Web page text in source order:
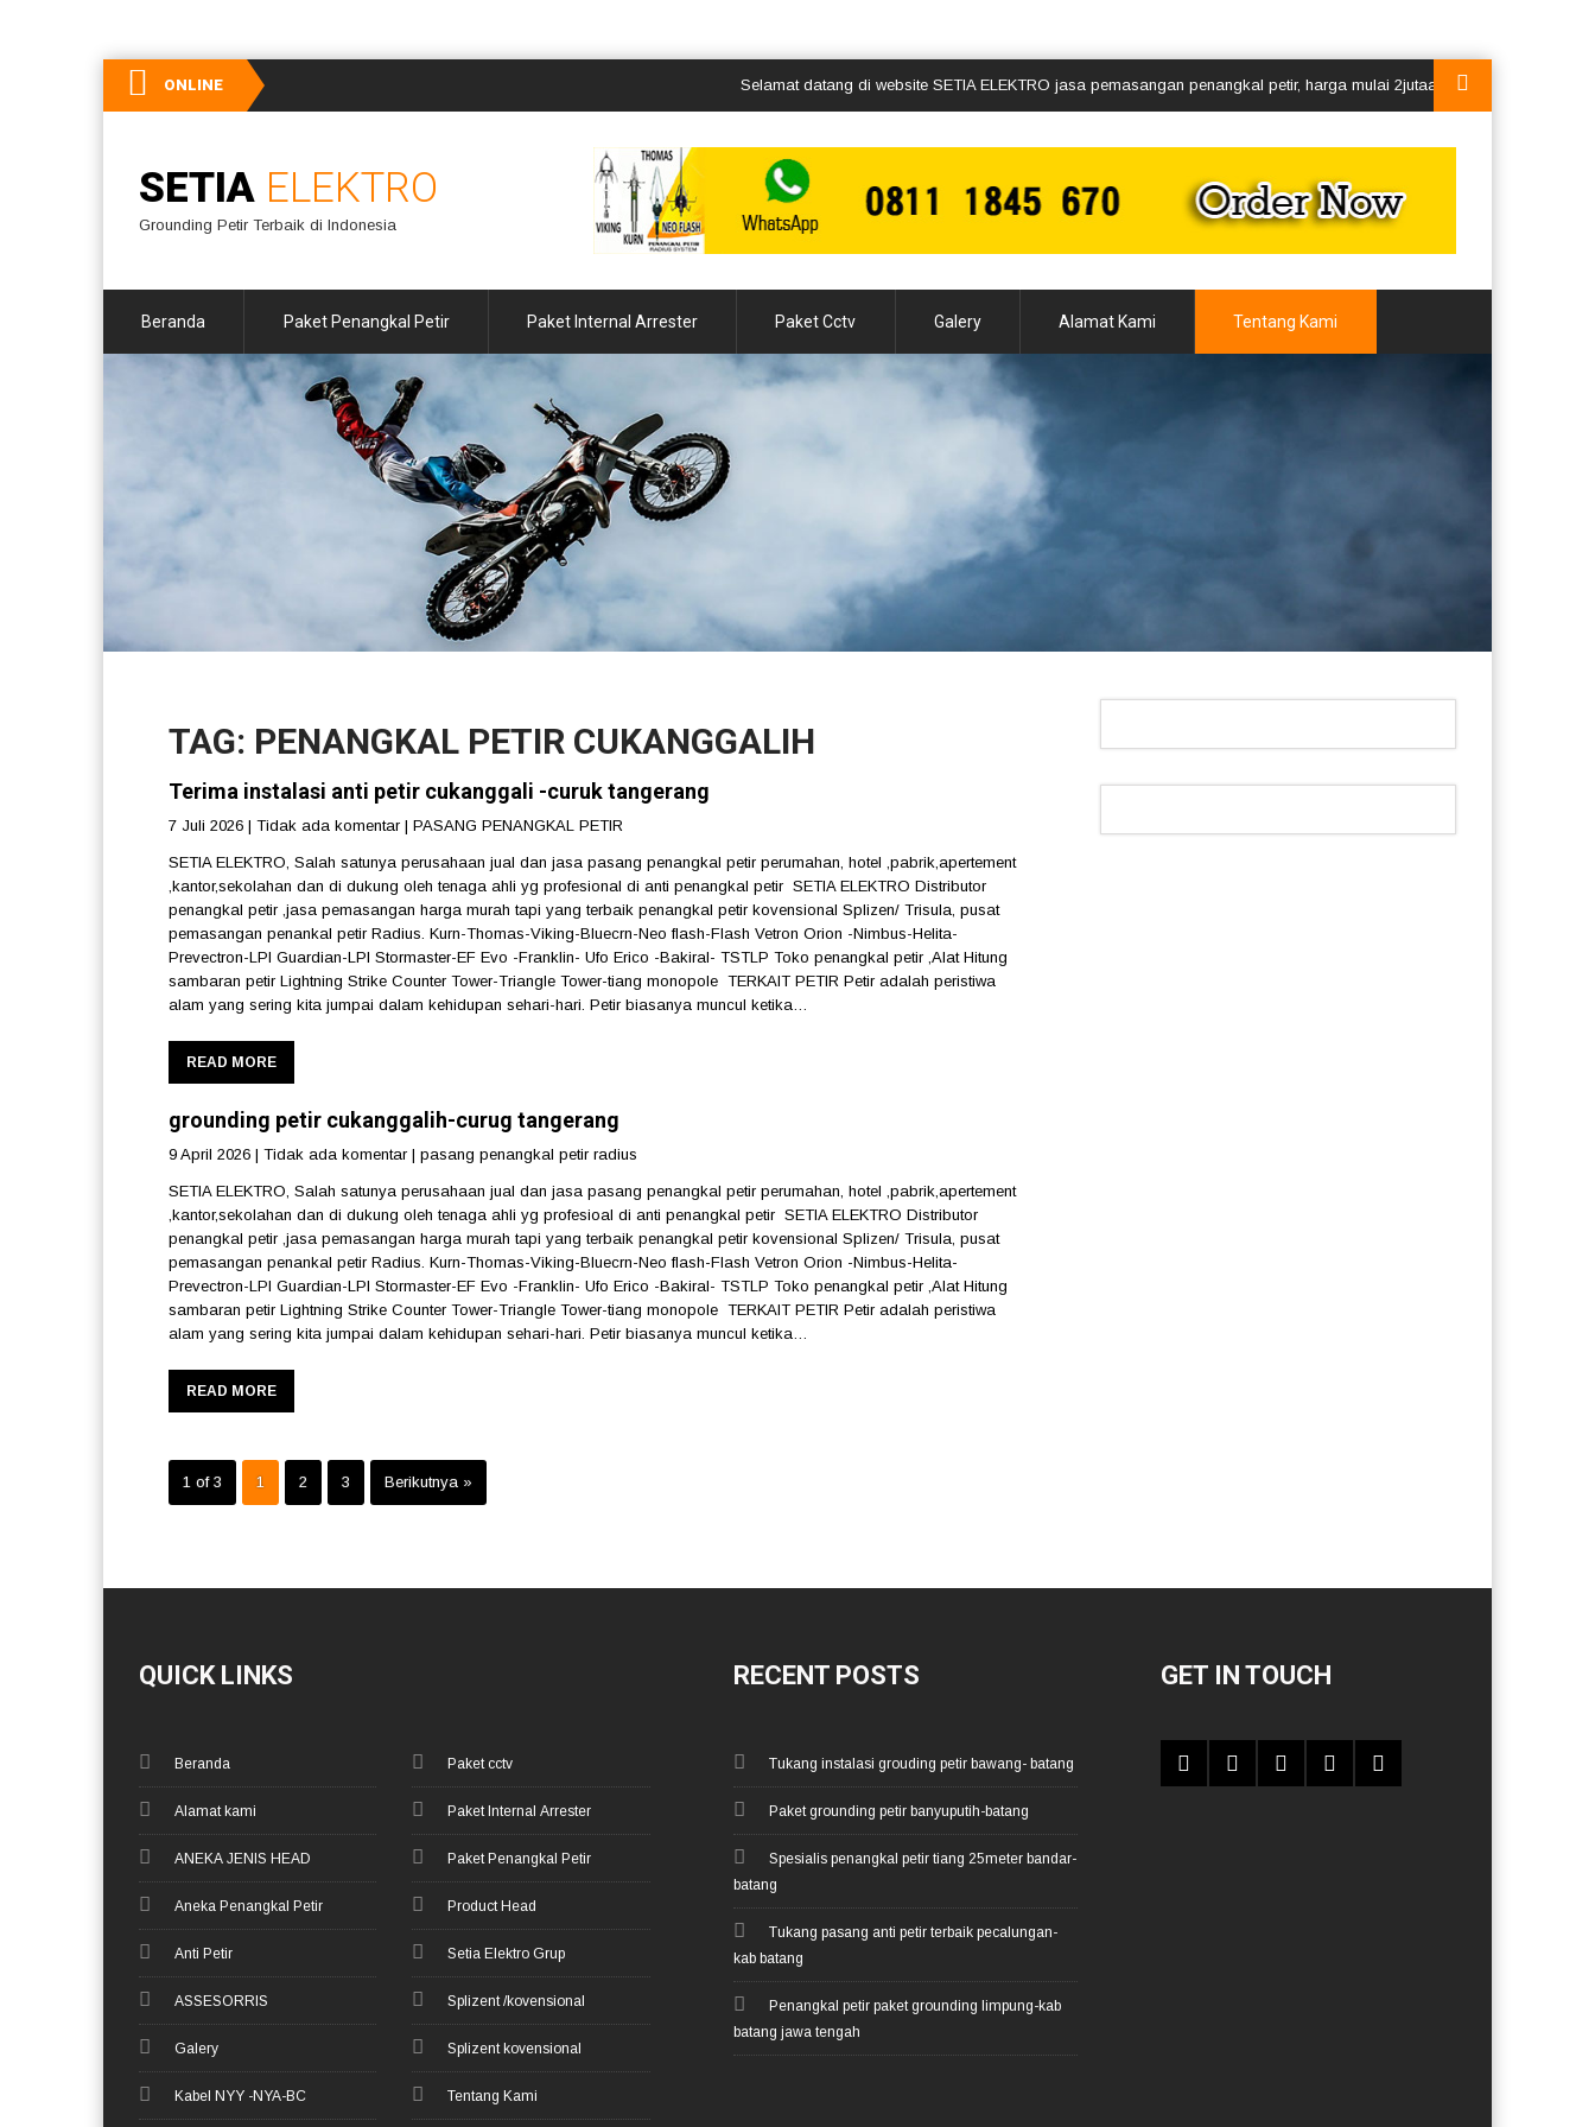
ONLINE Selamat datang di website SETIA ELEKTRO jasa pemasangan penangkal petir, harga mulai 2jutaan segera hubungi kami
SETIA ELEKTRO
Grounding Petir Terbaik di Indonesia
Beranda Paket Penangkal Petir Paket Internal Arrester Paket Cctv Galery Alamat Kami Tentang Kami
TAG: PENANGKAL PETIR CUKANGGALIH
Terima instalasi anti petir cukanggali -curuk tangerang
7 Juli 2026 | Tidak ada komentar | PASANG PENANGKAL PETIR
SETIA ELEKTRO, Salah satunya perusahaan jual dan jasa pasang penangkal petir perumahan, hotel ,pabrik,apertement
,kantor,sekolahan dan di dukung oleh tenaga ahli yg profesional di anti penangkal petir SETIA ELEKTRO Distributor
penangkal petir ,jasa pemasangan harga murah tapi yang terbaik penangkal petir kovensional Splizen/ Trisula, pusat
pemasangan penankal petir Radius. Kurn-Thomas-Viking-Bluecrn-Neo flash-Flash Vetron Orion -Nimbus-Helita-
Prevectron-LPI Guardian-LPI Stormaster-EF Evo -Franklin- Ufo Erico -Bakiral- TSTLP Toko penangkal petir ,Alat Hitung
sambaran petir Lightning Strike Counter Tower-Triangle Tower-tiang monopole TERKAIT PETIR Petir adalah peristiwa
alam yang sering kita jumpai dalam kehidupan sehari-hari. Petir biasanya muncul ketika…
READ MORE
grounding petir cukanggalih-curug tangerang
9 April 2026 | Tidak ada komentar | pasang penangkal petir radius
SETIA ELEKTRO, Salah satunya perusahaan jual dan jasa pasang penangkal petir perumahan, hotel ,pabrik,apertement
,kantor,sekolahan dan di dukung oleh tenaga ahli yg profesioal di anti penangkal petir SETIA ELEKTRO Distributor
penangkal petir ,jasa pemasangan harga murah tapi yang terbaik penangkal petir kovensional Splizen/ Trisula, pusat
pemasangan penankal petir Radius. Kurn-Thomas-Viking-Bluecrn-Neo flash-Flash Vetron Orion -Nimbus-Helita-
Prevectron-LPI Guardian-LPI Stormaster-EF Evo -Franklin- Ufo Erico -Bakiral- TSTLP Toko penangkal petir ,Alat Hitung
sambaran petir Lightning Strike Counter Tower-Triangle Tower-tiang monopole TERKAIT PETIR Petir adalah peristiwa
alam yang sering kita jumpai dalam kehidupan sehari-hari. Petir biasanya muncul ketika…
READ MORE
1 of 3 1 2 3 Berikutnya »
QUICK LINKS
Beranda
Alamat kami
ANEKA JENIS HEAD
Aneka Penangkal Petir
Anti Petir
ASSESORRIS
Galery
Kabel NYY -NYA-BC
Paket cctv
Paket Internal Arrester
Paket Penangkal Petir
Product Head
Setia Elektro Grup
Splizent /kovensional
Splizent kovensional
Tentang Kami
RECENT POSTS
Tukang instalasi grouding petir bawang- batang
Paket grounding petir banyuputih-batang
Spesialis penangkal petir tiang 25meter bandar-
batang
Tukang pasang anti petir terbaik pecalungan-
kab batang
Penangkal petir paket grounding limpung-kab
batang jawa tengah
GET IN TOUCH